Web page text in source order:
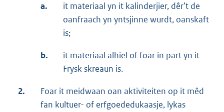
a.
it materiaal yn it kalinderjier, dêr’t de
oanfraach yn yntsjinne wurdt, oanskaft
is;
b.
it materiaal alhiel of foar in part yn it
Frysk skreaun is.
2.
Foar it meidwaan oan aktiviteiten op it mêd
fan kultuer- of erfgoededukaasje, lykas